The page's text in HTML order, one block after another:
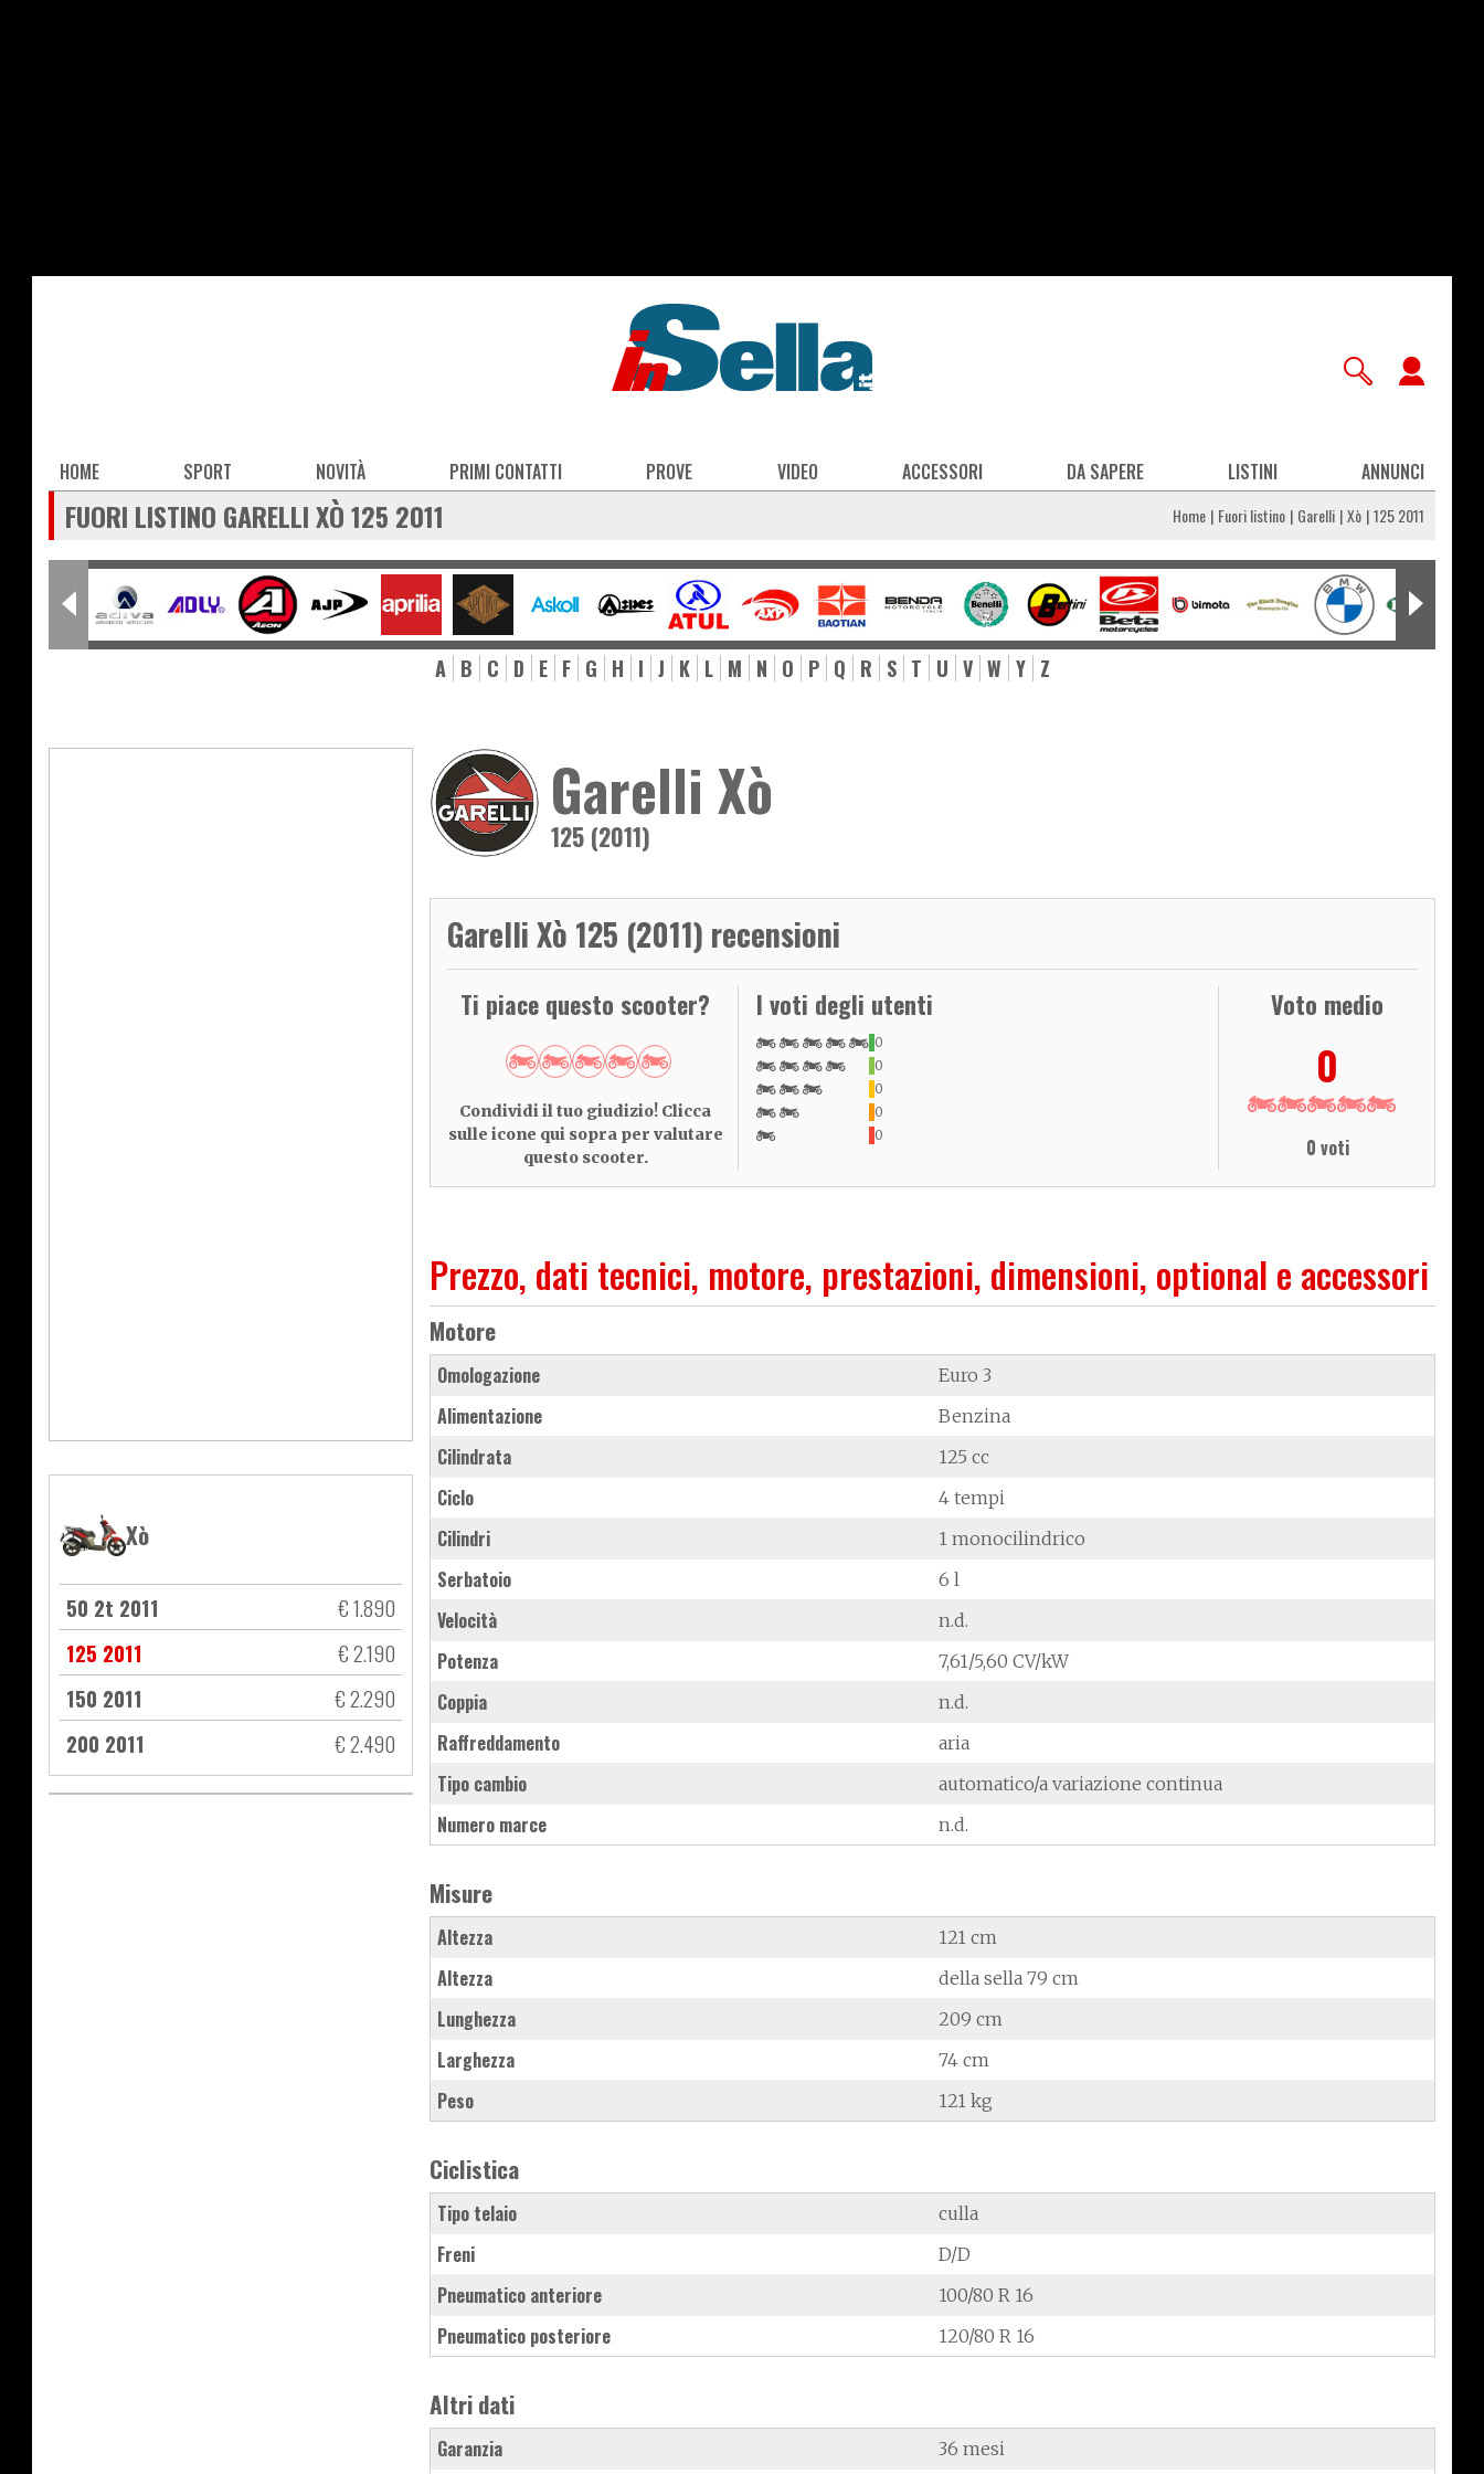
Main
navigation
HOME SPORT NOVITÀ PRIMI CONTATTI PROVE VIDEO ACCESSORI DA SAPERE LISTINI ANNUNCI
FUORI LISTINO GARELLI XÒ 125 2011 Home Fuori listino Garelli Xò 125 2011
A B C D E F G H I J K L M N O P Q R S T U V W Y Z
Xò
50 2t 2011
€ 1.890
125 2011
€ 2.190
150 2011
€ 2.290
200 2011
€ 2.490
Garelli Xò
125 (2011)
Garelli Xò 125 (2011) recensioni
Ti piace questo scooter?
Condividi il tuo giudizio! Clicca
sulle icone qui sopra per valutare
questo scooter.
I voti degli utenti
0
0
0
0
0
Voto medio
0
0 voti
Prezzo, dati tecnici, motore, prestazioni, dimensioni, optional e accessori
Motore
Omologazione Euro 3
Alimentazione Benzina
Cilindrata 125 cc
Ciclo 4 tempi
Cilindri 1 monocilindrico
Serbatoio 6 l
Velocità n.d.
Potenza 7,61/5,60 CV/kW
Coppia n.d.
Raffreddamento aria
Tipo cambio automatico/a variazione continua
Numero marce n.d.
Misure
Altezza 121 cm
Altezza della sella 79 cm
Lunghezza 209 cm
Larghezza 74 cm
Peso 121 kg
Ciclistica
Tipo telaio culla
Freni D/D
Pneumatico anteriore 100/80 R 16
Pneumatico posteriore 120/80 R 16
Altri dati
Garanzia 36 mesi